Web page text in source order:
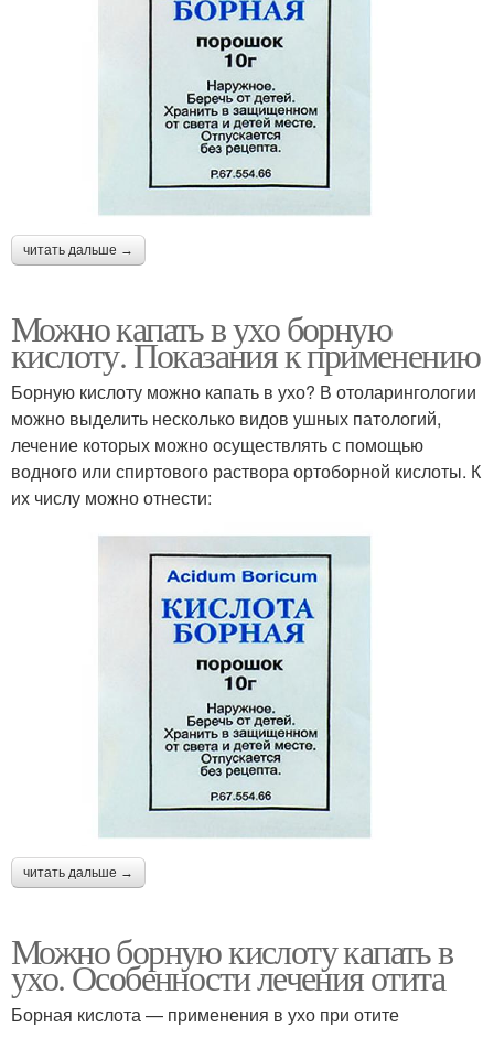
читать дальше →
Можно капать в ухо борную
кислоту. Показания к применению
Борную кислоту можно капать в ухо? В отоларингологии
можно выделить несколько видов ушных патологий,
лечение которых можно осуществлять с помощью
водного или спиртового раствора ортоборной кислоты. К
их числу можно отнести:
читать дальше →
Можно борную кислоту капать в
ухо. Особенности лечения отита
Борная кислота — применения в ухо при отите